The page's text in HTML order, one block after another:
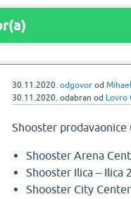
30.11.2020. odgovor od
30.11.2020. odabran od Lovro
Shooster
Shooster Arena
Shooster Ilica – Ilica
Shooster City